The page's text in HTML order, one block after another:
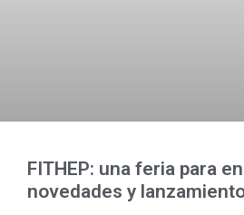
FITHEP: una feria para
novedades y